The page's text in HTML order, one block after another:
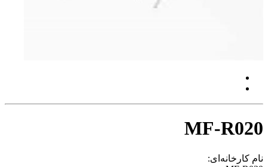
MF-R020
نام کارخانه‌ای: